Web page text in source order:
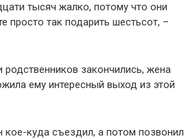
тысяч жалко, потому что они
просто так подарить шестьсот, –
родственников закончились, жена
ему интересный выход из этой
куда съездил, а потом позвонил